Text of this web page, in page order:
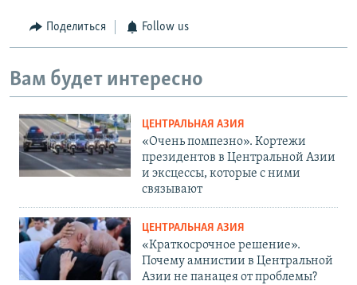
Поделиться Follow us
Вам будет интересно
ЦЕНТРАЛЬНАЯ АЗИЯ
«Очень помпезно». Кортежи
президентов в Центральной Азии
и эксцессы, которые с ними
связывают
ЦЕНТРАЛЬНАЯ АЗИЯ
«Краткосрочное решение».
Почему амнистии в Центральной
Азии не панацея от проблемы?